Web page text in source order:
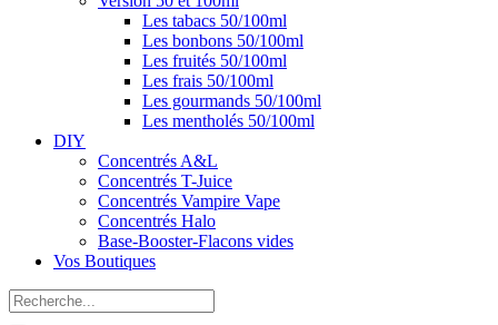
Les tabacs 50/100ml
Les bonbons 50/100ml
Les fruités 50/100ml
Les frais 50/100ml
Les gourmands 50/100ml
Les mentholés 50/100ml
DIY
Concentrés A&L
Concentrés T-Juice
Concentrés Vampire Vape
Concentrés Halo
Base-Booster-Flacons vides
Vos Boutiques